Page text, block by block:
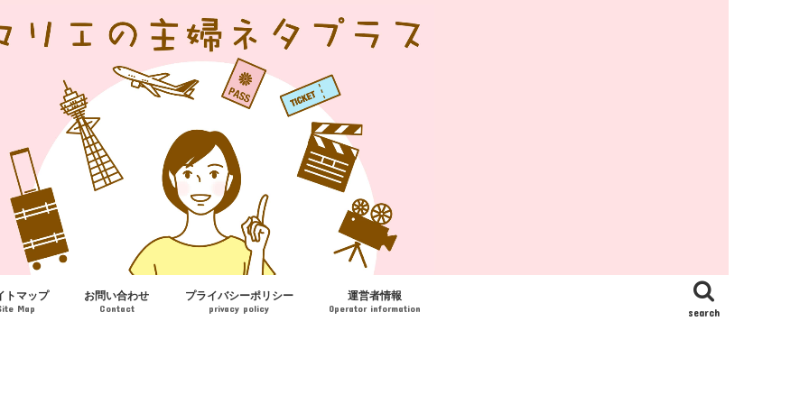
search
トマップ
Map
お問い合わせ
Contact
プライバシーポリシー
privacy policy
運営者情報
Operator information